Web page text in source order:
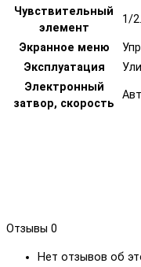
Чувствительный
элемент
1/
Экранное меню
Эксплуатация
Электронный
затвор, скорость
Отзывы 0
Нет отзывов об